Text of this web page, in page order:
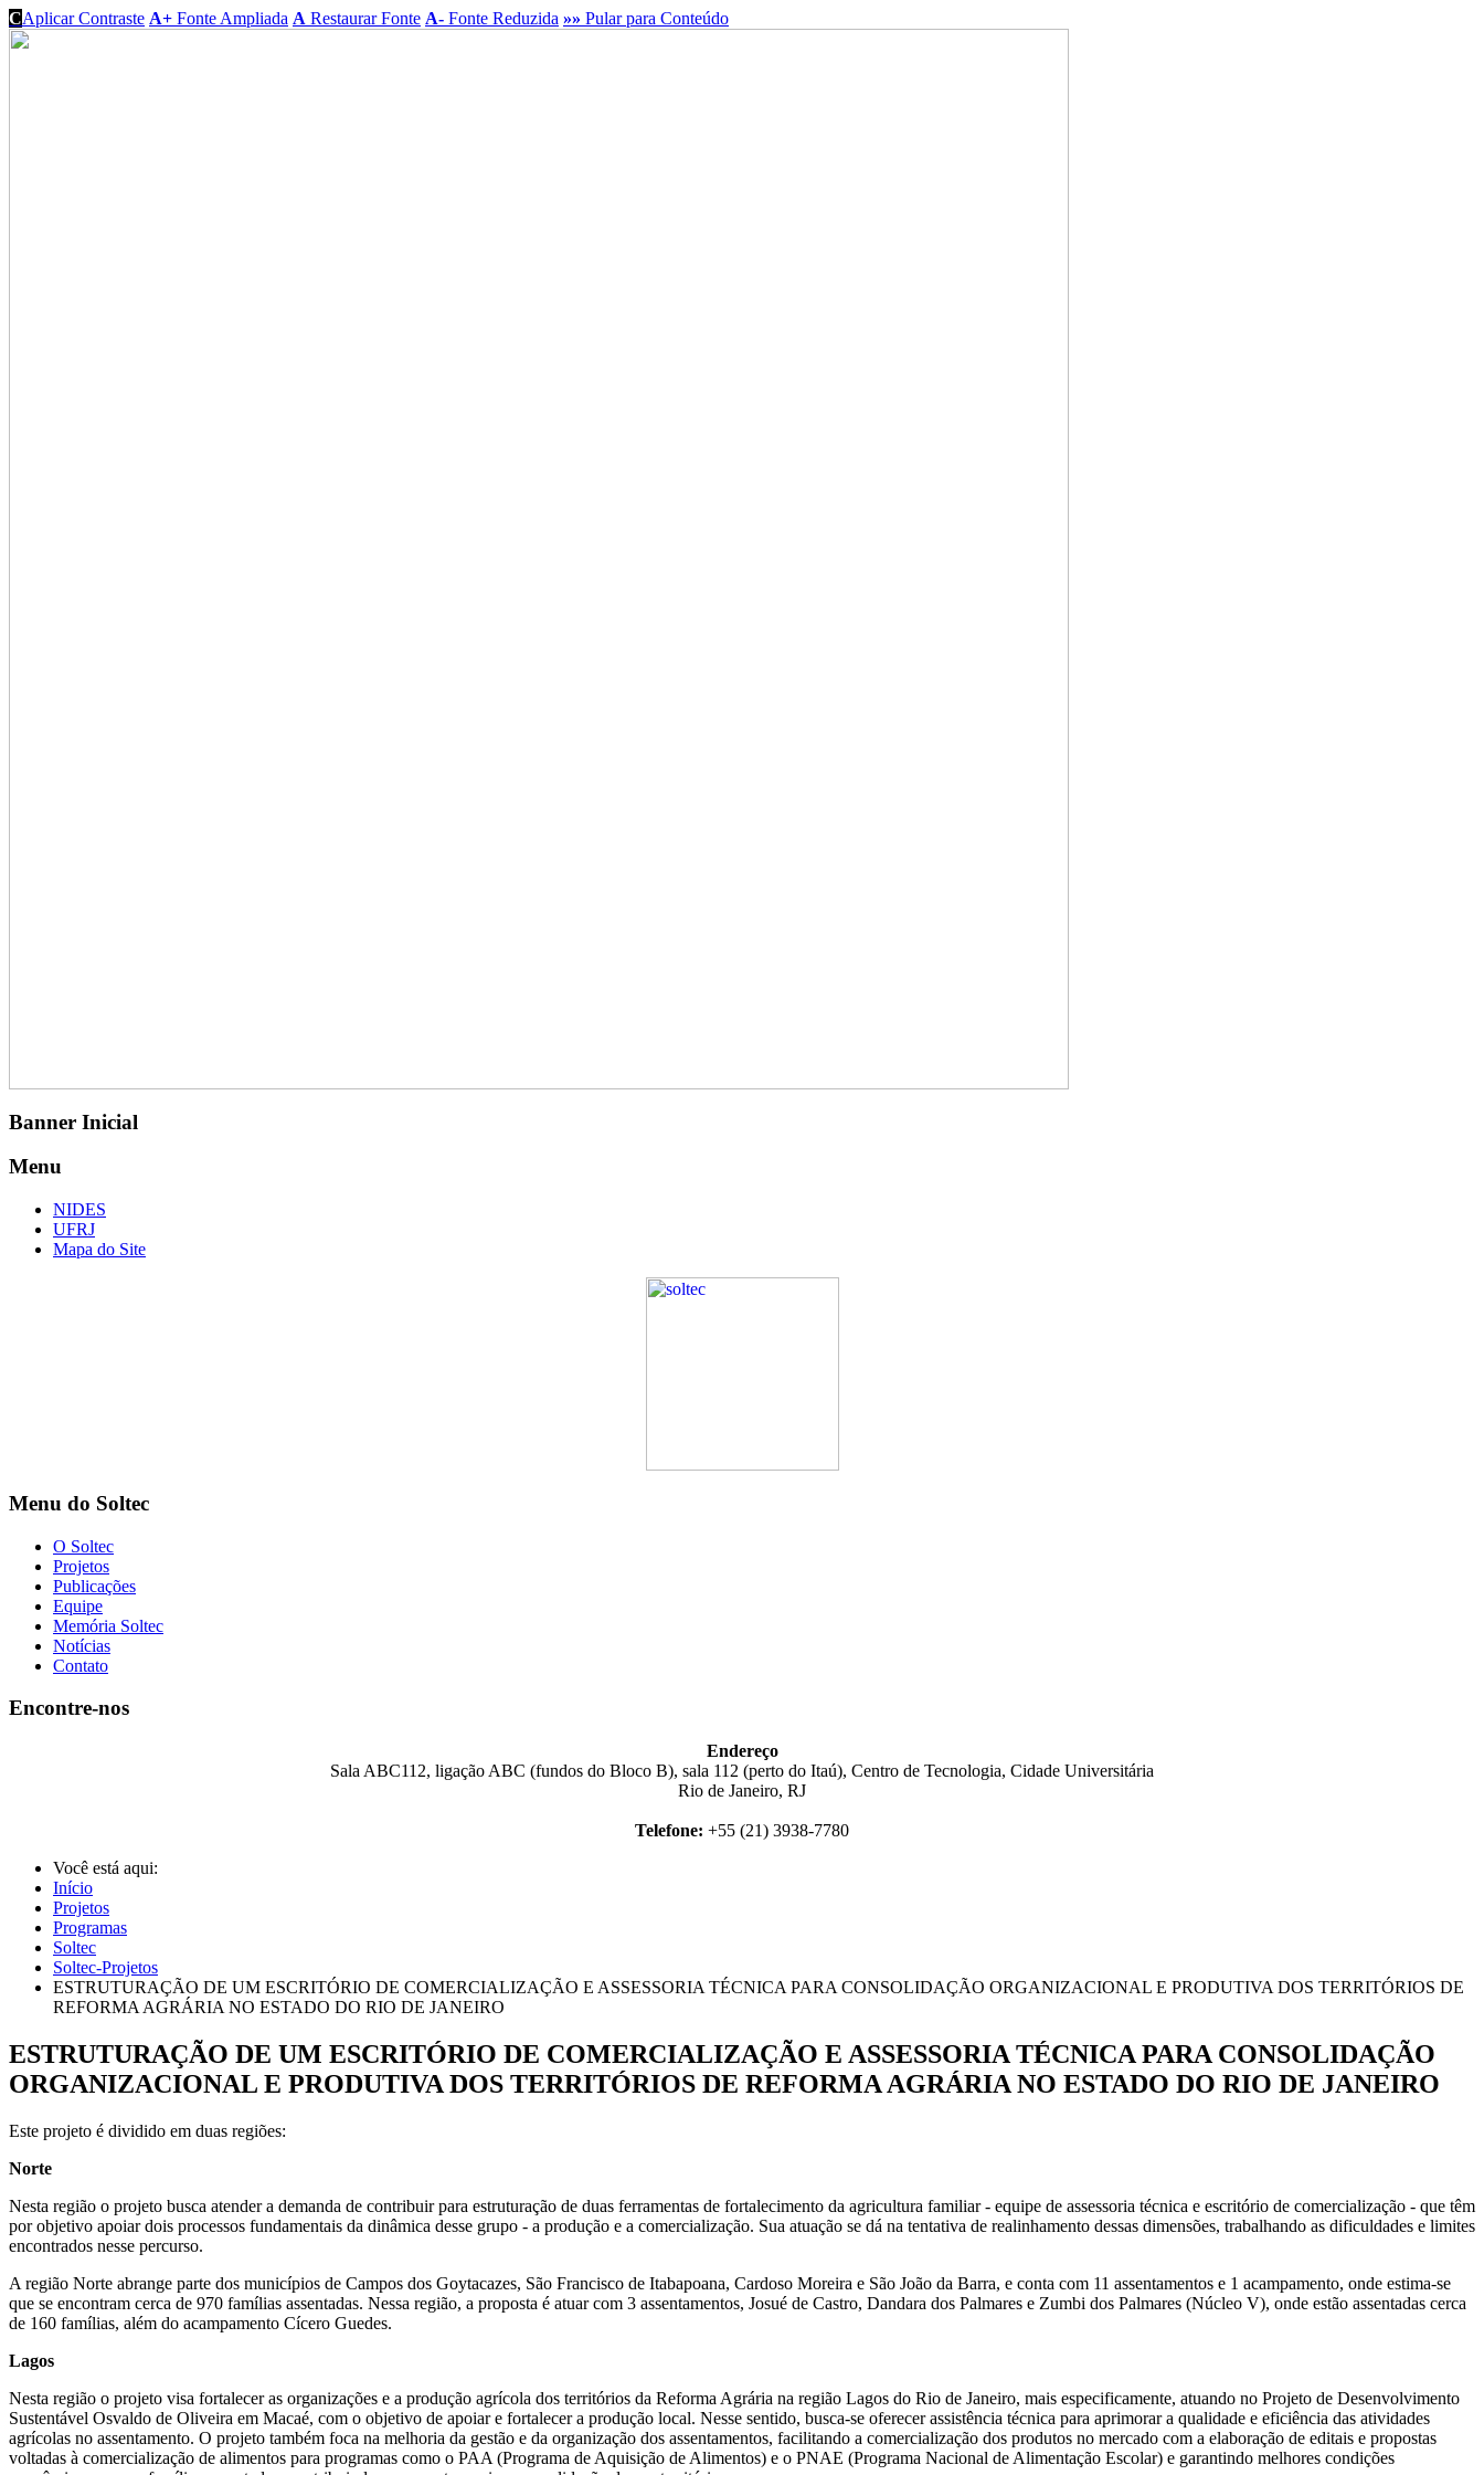
CAplicar Contraste A+ Fonte Ampliada A Restaurar Fonte A- Fonte Reduzida »» Pular para Conteúdo
Banner Inicial
Menu
NIDES
UFRJ
Mapa do Site
Menu do Soltec
O Soltec
Projetos
Publicações
Equipe
Memória Soltec
Notícias
Contato
Encontre-nos
Endereço
Sala ABC112, ligação ABC (fundos do Bloco B), sala 112 (perto do Itaú), Centro de Tecnologia, Cidade Universitária
Rio de Janeiro, RJ
Telefone: +55 (21) 3938-7780
Você está aqui:
Início
Projetos
Programas
Soltec
Soltec-Projetos
ESTRUTURAÇÃO DE UM ESCRITÓRIO DE COMERCIALIZAÇÃO E ASSESSORIA TÉCNICA PARA CONSOLIDAÇÃO ORGANIZACIONAL E PRODUTIVA DOS TERRITÓRIOS DE
REFORMA AGRÁRIA NO ESTADO DO RIO DE JANEIRO
ESTRUTURAÇÃO DE UM ESCRITÓRIO DE COMERCIALIZAÇÃO E ASSESSORIA TÉCNICA PARA CONSOLIDAÇÃO
ORGANIZACIONAL E PRODUTIVA DOS TERRITÓRIOS DE REFORMA AGRÁRIA NO ESTADO DO RIO DE JANEIRO
Este projeto é dividido em duas regiões:
Norte
Nesta região o projeto busca atender a demanda de contribuir para estruturação de duas ferramentas de fortalecimento da agricultura familiar - equipe de assessoria técnica e escritório de comercialização - que têm
por objetivo apoiar dois processos fundamentais da dinâmica desse grupo - a produção e a comercialização. Sua atuação se dá na tentativa de realinhamento dessas dimensões, trabalhando as dificuldades e limites
encontrados nesse percurso.
A região Norte abrange parte dos municípios de Campos dos Goytacazes, São Francisco de Itabapoana, Cardoso Moreira e São João da Barra, e conta com 11 assentamentos e 1 acampamento, onde estima-se
que se encontram cerca de 970 famílias assentadas. Nessa região, a proposta é atuar com 3 assentamentos, Josué de Castro, Dandara dos Palmares e Zumbi dos Palmares (Núcleo V), onde estão assentadas cerca
de 160 famílias, além do acampamento Cícero Guedes.
Lagos
Nesta região o projeto visa fortalecer as organizações e a produção agrícola dos territórios da Reforma Agrária na região Lagos do Rio de Janeiro, mais especificamente, atuando no Projeto de Desenvolvimento
Sustentável Osvaldo de Oliveira em Macaé, com o objetivo de apoiar e fortalecer a produção local. Nesse sentido, busca-se oferecer assistência técnica para aprimorar a qualidade e eficiência das atividades
agrícolas no assentamento. O projeto também foca na melhoria da gestão e da organização dos assentamentos, facilitando a comercialização dos produtos no mercado com a elaboração de editais e propostas
voltadas à comercialização de alimentos para programas como o PAA (Programa de Aquisição de Alimentos) e o PNAE (Programa Nacional de Alimentação Escolar) e garantindo melhores condições